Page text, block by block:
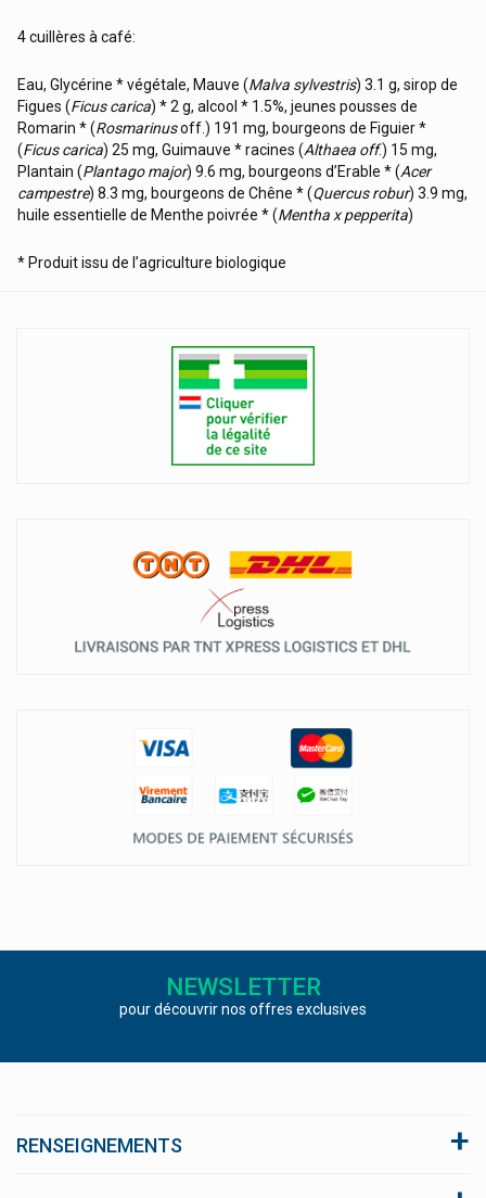
4 cuillères à café:
Eau, Glycérine * végétale, Mauve (Malva sylvestris) 3.1 g, sirop de
Figues (Ficus carica) * 2 g, alcool * 1.5%, jeunes pousses de
Romarin * (Rosmarinusoff.) 191 mg, bourgeons de Figuier *
(Ficus carica) 25 mg, Guimauve * racines (Althaea off.) 15 mg,
Plantain (Plantago major) 9.6 mg, bourgeons d’Erable * (Acer
campestre) 8.3 mg, bourgeons de Chêne * (Quercus robur) 3.9 mg,
huile essentielle de Menthe poivrée * (Mentha x pepperita)
* Produit issu de l’agriculture biologique
NEWSLETTER
pour découvrir nos offres exclusives
RENSEIGNEMENTS